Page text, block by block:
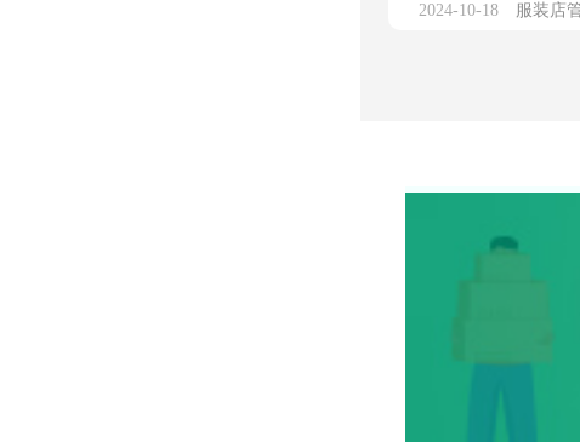
2024-10-18 服装店